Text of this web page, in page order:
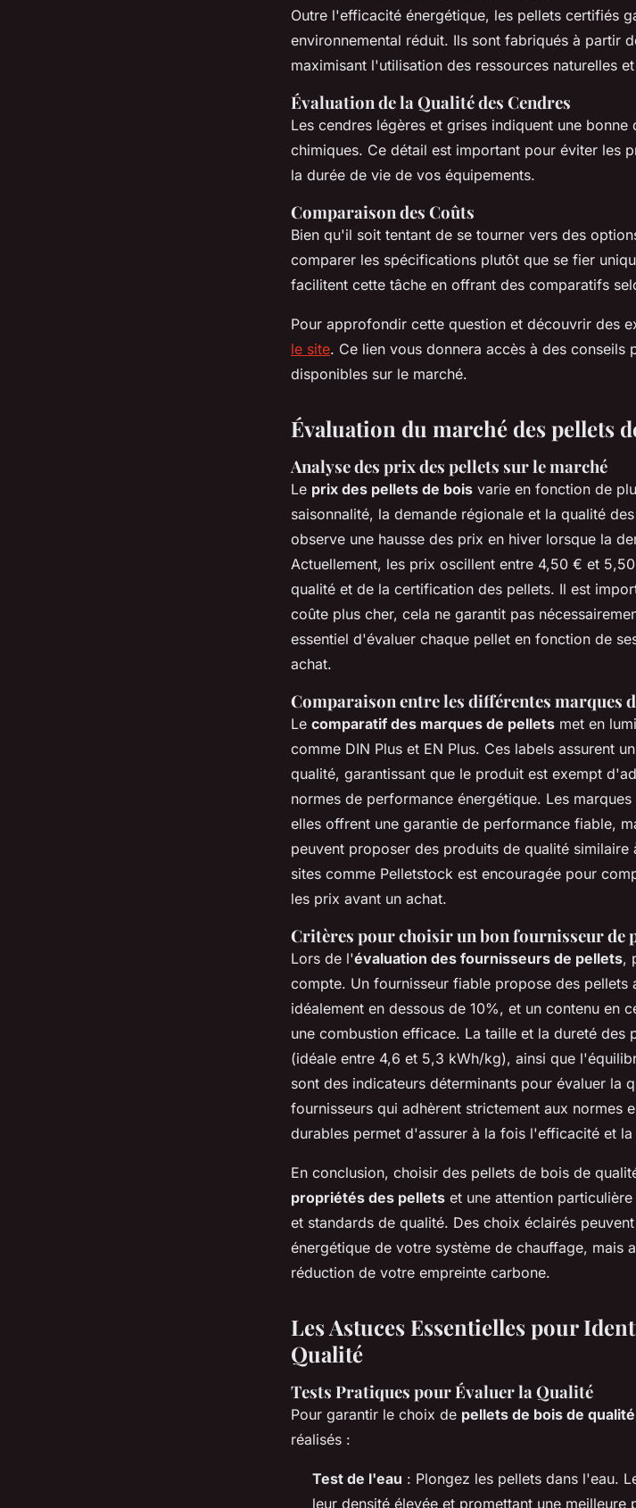
Outre l'efficacité énergétique, les pellets certifiés
environnemental réduit. Ils sont fabriqués à partir
maximisant l'utilisation des ressources naturelles
Évaluation de la Qualité des Cendres
Les cendres légères et grises indiquent une
chimiques. Ce détail est important pour éviter les
la durée de vie de vos équipements.
Comparaison des Coûts
Bien qu'il soit tentant de se tourner vers des
comparer les spécifications plutôt que se fier
facilitent cette tâche en offrant des comparatifs
Pour approfondir cette question et découvrir des
le site. Ce lien vous donnera accès à des
disponibles sur le marché.
Évaluation du marché des pellets
Analyse des prix des pellets sur le marché
Le prix des pellets de bois varie en fonction de
saisonnalité, la demande régionale et la qualité
observe une hausse des prix en hiver lorsque la
Actuellement, les prix oscillent entre 4,50 € et
qualité et de la certification des pellets. Il est
coûte plus cher, cela ne garantit pas
essentiel d'évaluer chaque pellet en fonction de
achat.
Comparaison entre les différentes marques
Le comparatif des marques de pellets met en
comme DIN Plus et EN Plus. Ces labels assurent
qualité, garantissant que le produit est exempt
normes de performance énergétique. Les
elles offrent une garantie de performance fiable,
peuvent proposer des produits de qualité
sites comme Pelletstock est encouragée pour
les prix avant un achat.
Critères pour choisir un bon fournisseur de
Lors de l'évaluation des fournisseurs de pellets,
compte. Un fournisseur fiable propose des pellets
idéalement en dessous de 10%, et un contenu en
une combustion efficace. La taille et la dureté des
(idéale entre 4,6 et 5,3 kWh/kg), ainsi que
sont des indicateurs déterminants pour évaluer la
fournisseurs qui adhèrent strictement aux normes
durables permet d'assurer à la fois l'efficacité et
En conclusion, choisir des pellets de bois de
propriétés des pellets et une attention
et standards de qualité. Des choix éclairés
énergétique de votre système de chauffage, mais
réduction de votre empreinte carbone.
Les Astuces Essentielles pour
Qualité
Tests Pratiques pour Évaluer la Qualité
Pour garantir le choix de pellets de bois de qualité
réalisés :
Test de l'eau : Plongez les pellets dans l'eau.
leur densité élevée et promettant une meilleure